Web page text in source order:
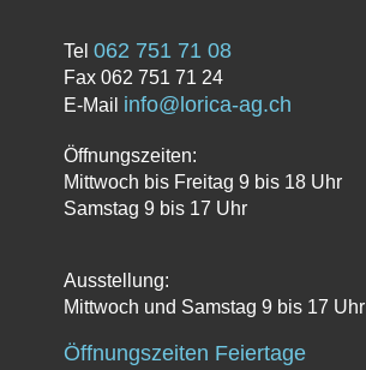
Tel 062 751 71 08
Fax 062 751 71 24
E-Mail info@lorica-ag.ch
Öffnungszeiten:
Mittwoch bis Freitag 9 bis 18 Uhr
Samstag 9 bis 17 Uhr
Ausstellung:
Mittwoch und Samstag 9 bis 17 Uhr
Öffnungszeiten Feiertage